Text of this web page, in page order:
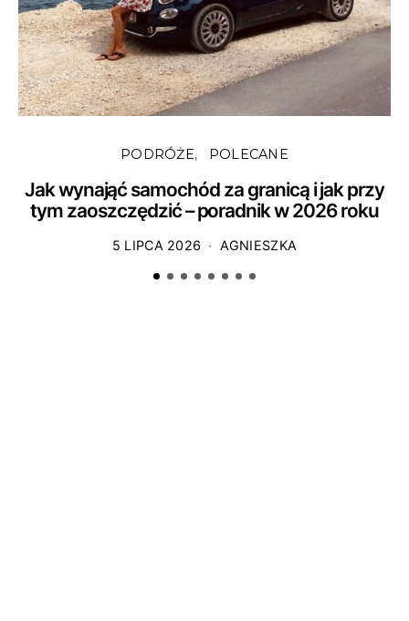
PODRÓŻE POLECANE
Jak wynająć samochód za granicą i jak przy
tym zaoszczędzić – poradnik w 2026 roku
5 LIPCA 2026 AGNIESZKA